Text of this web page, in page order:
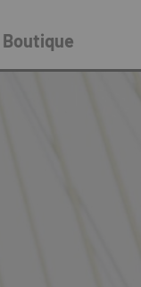
Boutique